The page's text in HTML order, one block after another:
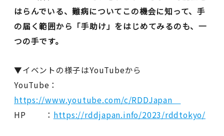
はらんでいる、難病についてこの機会に知って、手
の届く範囲から「手助け」をはじめてみるのも、一
つの手です。
▼イベントの様子はYouTubeから
YouTube：
https://www.youtube.com/c/RDDJapan
HP ： https://rddjapan.info/2023/rddtokyo/